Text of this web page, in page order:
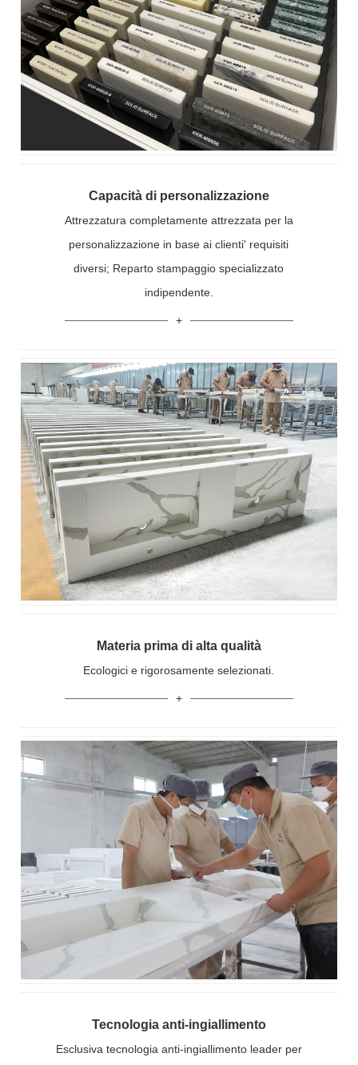
Materia prima di alta qualità
Ecologici e rigorosamente selezionati.
Capacità di personalizzazione
Attrezzatura completamente attrezzata per la
personalizzazione in base ai clienti' requisiti
diversi; Reparto stampaggio specializzato
indipendente.
Tecnologia anti-ingiallimento
Esclusiva tecnologia anti-ingiallimento leader per